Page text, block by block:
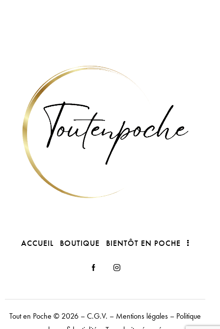
ACCUEIL BOUTIQUE BIENTÔT EN POCHE
Tout en Poche © 2026 –C.G.V. – Mentions légales – Politique